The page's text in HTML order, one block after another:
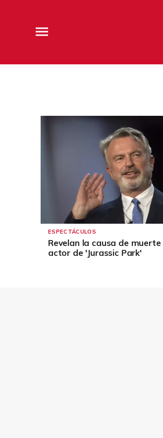
ESPECTÁCULOS
Revelan la causa de muerte
actor de 'Jurassic Park'